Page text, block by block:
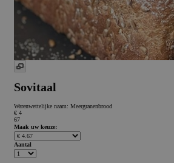
Sovitaal
Warenwettelijke naam: Meergranenbrood
€ 4
67
Maak uw keuze:
Aantal